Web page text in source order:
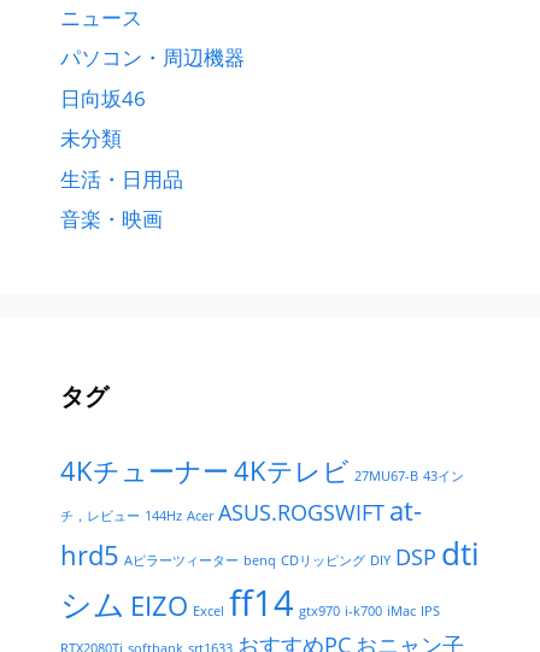
ニュース
パソコン・周辺機器
日向坂46
未分類
生活・日用品
音楽・映画
タグ
4Kチューナー4Kテレビ 27MU67-B 43イン
チ，レビュー 144Hz Acer ASUS.ROGSWIFT at-
hrd5 Aピラーツィーター benq CDリッピング DIY DSP dti
シム EIZO Excel ff14 gtx970 i-k700 iMac IPS
RTX2080Ti softbank srt1633 おすすめPC おニャン子